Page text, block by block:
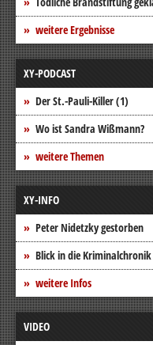
weitere Ergebnisse
XY-PODCAST
Der St.-Pauli-Killer (1)
Wo ist Sandra Wißmann?
weitere Themen
XY-INFO
Peter Nidetzky gestorben
Blick in die Kriminalchronik
weitere Infos
VIDEO